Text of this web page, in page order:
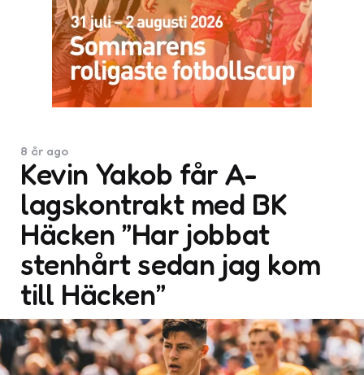
Kevin Yakob får A-
lagskontrakt med BK
Häcken ”Har jobbat
stenhårt sedan jag kom
till Häcken”
8 år ago